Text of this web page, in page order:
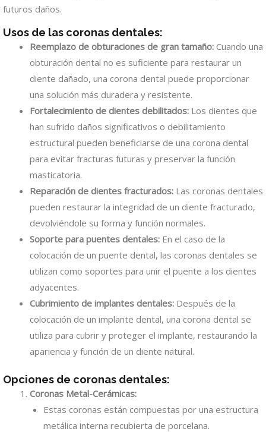
futuros daños.
Usos de las coronas dentales:
Reemplazo de obturaciones de gran tamaño: Cuando una
obturación dental no es suficiente para restaurar un
diente dañado, una corona dental puede proporcionar
una solución más duradera y resistente.
Fortalecimiento de dientes debilitados: Los dientes que
han sufrido daños significativos o debilitamiento
estructural pueden beneficiarse de una corona dental
para evitar fracturas futuras y preservar la función
masticatoria.
Reparación de dientes fracturados: Las coronas dentales
pueden restaurar la integridad de un diente fracturado,
devolviéndole su forma y función normales.
Soporte para puentes dentales: En el caso de la
colocación de un puente dental, las coronas dentales se
utilizan como soportes para unir el puente a los dientes
adyacentes.
Cubrimiento de implantes dentales: Después de la
colocación de un implante dental, una corona dental se
utiliza para cubrir y proteger el implante, restaurando la
apariencia y función de un diente natural.
Opciones de coronas dentales:
Coronas Metal-Cerámicas:
Estas coronas están compuestas por una estructura
metálica interna recubierta de porcelana.